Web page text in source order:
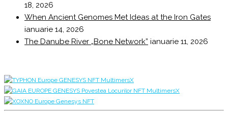
18, 2026
When Ancient Genomes Met Ideas at the Iron Gates
ianuarie 14, 2026
The Danube River „Bone Network” ianuarie 11, 2026